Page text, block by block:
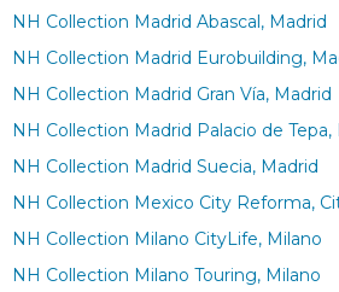
NH Collection Madrid Abascal, Madrid
NH Collection Madrid Eurobuilding,
NH Collection Madrid Gran Vía, Madrid
NH Collection Madrid Palacio de Tepa,
NH Collection Madrid Suecia, Madrid
NH Collection Mexico City Reforma,
NH Collection Milano CityLife, Milano
NH Collection Milano Touring, Milano